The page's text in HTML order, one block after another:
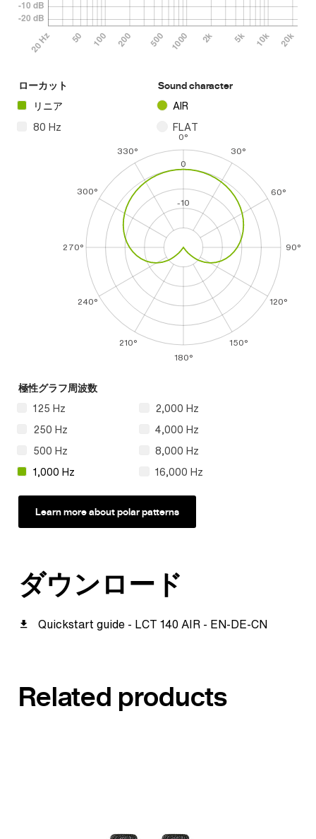
ローカット
リニア
80 Hz
Sound character
AIR
FLAT
0°
30°
60°
90°
120°
150°
180°
210°
240°
270°
300°
330°
-10
0
極性グラフ周波数
125 Hz
250 Hz
500 Hz
1,000 Hz
2,000 Hz
4,000 Hz
8,000 Hz
16,000 Hz
Learn more about polar patterns
ダウンロード
Quickstart guide - LCT 140 AIR - EN-DE-CN
Related products